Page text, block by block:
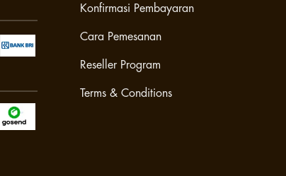
Konfirmasi Pembayaran
Cara Pemesanan
Reseller Program
Terms & Conditions